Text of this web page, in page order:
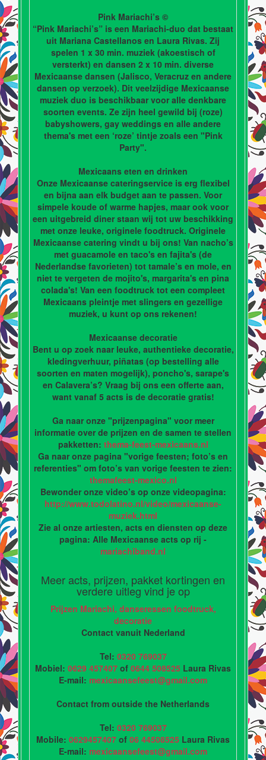
Pink Mariachi’s ©
“Pink Mariachi’s” is een Mariachi-duo dat bestaat
uit Mariana Castellanos en Laura Rivas. Zij
spelen 1 x 30 min. muziek (akoestisch of
versterkt) en dansen 2 x 10 min. diverse
Mexicaanse dansen (Jalisco, Veracruz en andere
dansen op verzoek). Dit veelzijdige Mexicaanse
muziek duo is beschikbaar voor alle denkbare
soorten events. Ze zijn heel gewild bij (roze)
babyshowers, gay weddings en alle andere
thema's met een ‘roze’ tintje zoals een "Pink
Party".
Mexicaans eten en drinken
Onze Mexicaanse cateringservice is erg flexibel
en bijna aan elk budget aan te passen. Voor
simpele koude of warme hapjes, maar ook voor
een uitgebreid diner staan wij tot uw beschikking
met onze leuke, originele foodtruck. Originele
Mexicaanse catering vindt u bij ons! Van nacho’s
met guacamole en taco's en fajita's (de
Nederlandse favorieten) tot tamale’s en mole, en
niet te vergeten de mojito's, margarita's en pina
colada's! Van een foodtruck tot een compleet
Mexicaans pleintje met slingers en gezellige
muziek, u kunt op ons rekenen!
Mexicaanse decoratie
Bent u op zoek naar leuke, authentieke decoratie,
kledingverhuur, piñatas (op bestelling alle
soorten en maten mogelijk), poncho's, sarape's
en Calavera’s? Vraag bij ons een offerte aan,
want vanaf 5 acts is de decoratie gratis!
Ga naar onze "prijzenpagina" voor meer
informatie over de prijzen en de samen te stellen
pakketten: thema-feest-mexicaans.nl
Ga naar onze pagina "vorige feesten; foto’s en
referenties" om foto’s van vorige feesten te zien:
themafeest-mexico.nl
Bewonder onze video’s op onze videopagina:
http://www.todolatino.nl/video/mexicaanse-
muziek.html
Zie al onze artiesten, acts en diensten op deze
pagina: Alle Mexicaanse acts op rij -
mariachiband.nl
Meer acts, prijzen, pakket kortingen en
verdere uitleg vind je op
Prijzen Mariachi, danseressen foodtruck,
decoratie
Contact vanuit Nederland
Tel: 0320 769037
Mobiel: 0629 457407 of 0644 508525 Laura Rivas
E-mail: mexicaansefeest@gmail.com
Contact from outside the Netherlands
Tel: 0320 769037
Mobile: 0629457407 of 06 44508525 Laura Rivas
E-mail: mexicaansefeest@gmail.com